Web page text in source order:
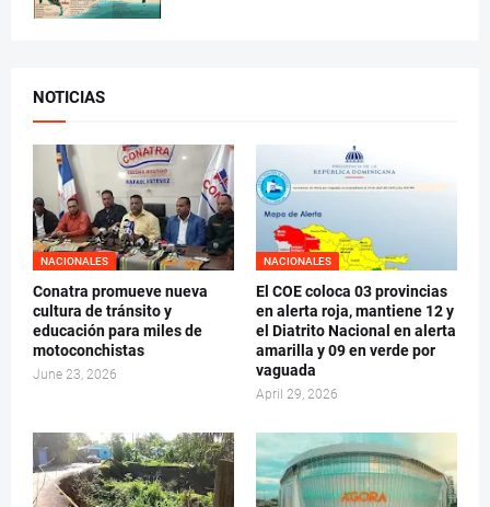
NOTICIAS
NACIONALES
Conatra promueve nueva
cultura de tránsito y
educación para miles de
motoconchistas
June 23, 2026
NACIONALES
El COE coloca 03 provincias
en alerta roja, mantiene 12 y
el Diatrito Nacional en alerta
amarilla y 09 en verde por
vaguada
April 29, 2026